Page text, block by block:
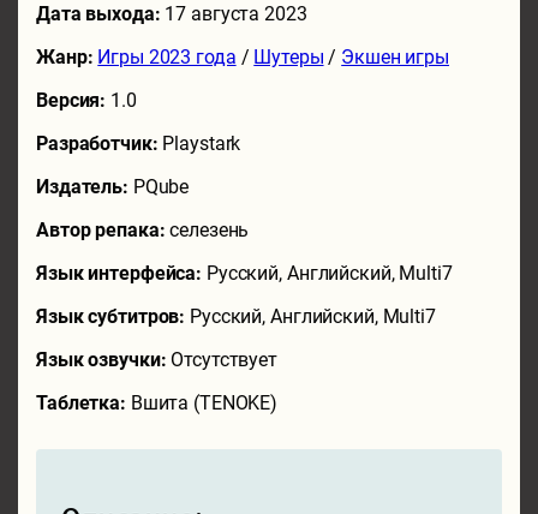
Дата выхода: 17 августа 2023
Жанр: Игры 2023 года / Шутеры / Экшен игры
Версия: 1.0
Разработчик: Playstark
Издатель: PQube
Автор репака:селезень
Язык интерфейса: Русский, Английский, Multi7
Язык субтитров: Русский, Английский, Multi7
Язык озвучки: Отсутствует
Таблетка: Вшита (TENOKE)